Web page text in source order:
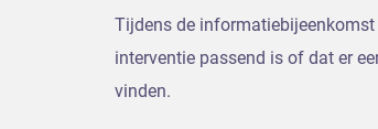
Tijdens de
interventie passend is of dat er
vinden.